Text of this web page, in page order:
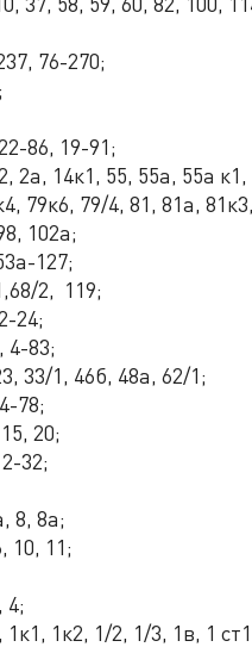
76-270;
86, 19-91;
2а, 14к1, 55, 55а, 55а к1,
79к6, 79/4, 81, 81а,
102а;
127;
2, 119;
24;
4-83;
33/1, 46б, 48а, 62/1;
78;
20;
32;
8, 8а;
10, 11;
4;
1к2, 1/2, 1/3, 1в, 1